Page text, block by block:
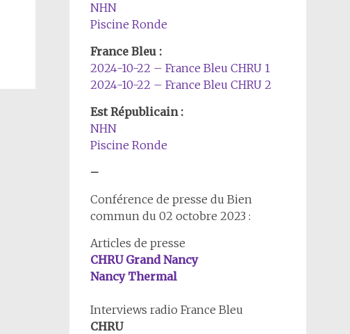
NHN
Piscine Ronde
France Bleu :
2024-10-22 – France Bleu CHRU 1
2024-10-22 – France Bleu CHRU 2
Est Républicain :
NHN
Piscine Ronde
–
Conférence de presse du Bien
commun du 02 octobre 2023 :
Articles de presse
CHRU Grand Nancy
Nancy Thermal
Interviews radio France Bleu
CHRU